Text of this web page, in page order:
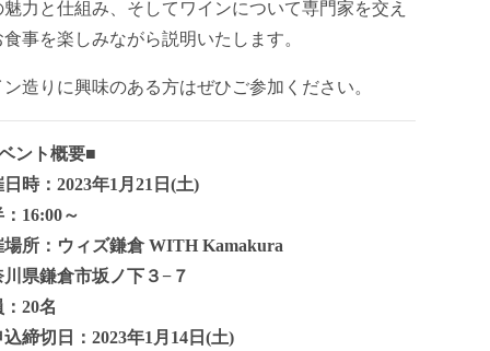
魅力と仕組み、そしてワインについて専門家を交え
事を楽しみながら説明いたします。
ン造りに興味のある方はぜひご参加ください。
ント概要■
時：2023年1月21日(土)
16:00～
場所：ウィズ鎌倉 WITH Kamakura
川県鎌倉市坂ノ下３−７
20名
締切日：2023年1月14日(土)